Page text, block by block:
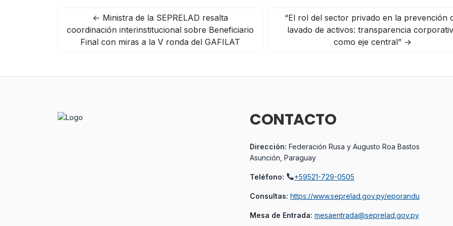
← Ministra de la SEPRELAD resalta
coordinación interinstitucional sobre Beneficiario
Final con miras a la V ronda del GAFILAT
“El rol del sector privado en la prevención
lavado de activos: transparencia
como eje central” →
CONTACTO
Dirección: Federación Rusa y Augusto Roa Bastos
Asunción, Paraguay
Teléfono: +59521-729-0505
Consultas: https://www.seprelad.gov.py/eporandu
Mesa de Entrada: mesaentrada@seprelad.gov.py